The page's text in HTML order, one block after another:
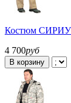
Костюм
4 700руб
В корзину